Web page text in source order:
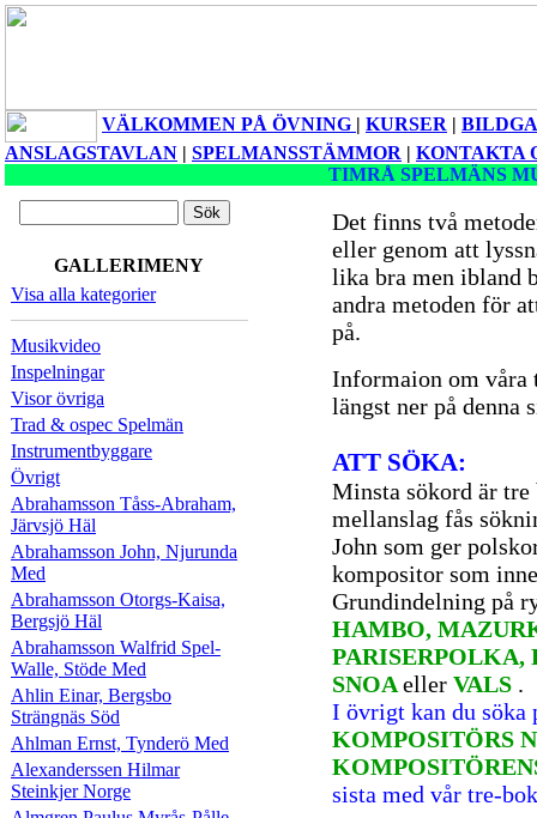
VÄLKOMMEN PÅ ÖVNING | KURSER |
ANSLAGSTAVLAN | SPELMANSSTÄMMOR | KONTAKTA
TIMRÅ SPELMÄNS
GALLERIMENY
Visa alla kategorier
Musikvideo
Inspelningar
Visor övriga
Trad & ospec Spelmän
Instrumentbyggare
Övrigt
Abrahamsson Tåss-Abraham,
Järvsjö Häl
Abrahamsson John, Njurunda
Med
Abrahamsson Otorgs-Kaisa,
Bergsjö Häl
Abrahamsson Walfrid Spel-
Walle, Stöde Med
Ahlin Einar, Bergsbo
Strängnäs Söd
Ahlman Ernst, Tynderö Med
Alexanderssen Hilmar
Steinkjer Norge
Det finns två
eller genom att
lika bra men ibland
andra metoden för
på.
Informaion om våra
längst ner på denna
ATT SÖKA:
Minsta sökord är tre
mellanslag fås
John som ger
kompositor som
Grundindelning på
HAMBO,
PARISERPOLKA,
SNOA eller VALS .
I övrigt kan du söka
KOMPOSITÖRS
sista med vår tre-